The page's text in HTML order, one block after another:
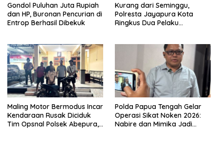
Gondol Puluhan Juta Rupiah
dan HP, Buronan Pencurian di
Entrop Berhasil Dibekuk
Kurang dari Seminggu,
Polresta Jayapura Kota
Ringkus Dua Pelaku
Maling Motor Bermodus Incar
Kendaraan Rusak Diciduk
Tim Opsnal Polsek Abepura,
Polda Papua Tengah Gelar
Operasi Sikat Noken 2026:
Nabire dan Mimika Jadi